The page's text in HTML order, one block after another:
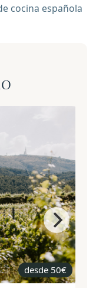
cocina española
desde 50€